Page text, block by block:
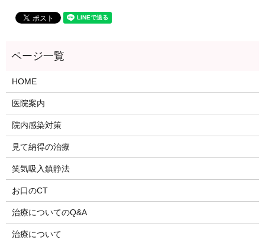
HOME
医院案内
院内感染対策
見て納得の治療
笑気吸入鎮静法
お口のCT
治療についてのQ&A
治療について